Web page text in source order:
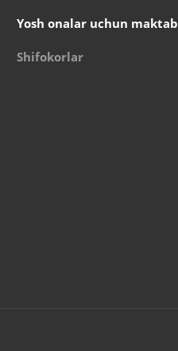
Yosh onalar uchun maktab
Shifokorlar